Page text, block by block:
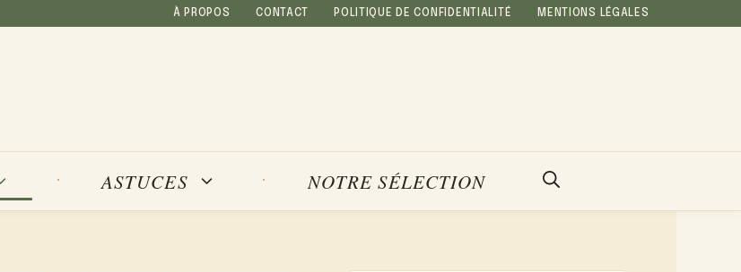
À PROPOS CONTACT POLITIQUE DE CONFIDENTIALITÉ MENTIONS LÉGALES
ASTUCES NOTRE SÉLECTION